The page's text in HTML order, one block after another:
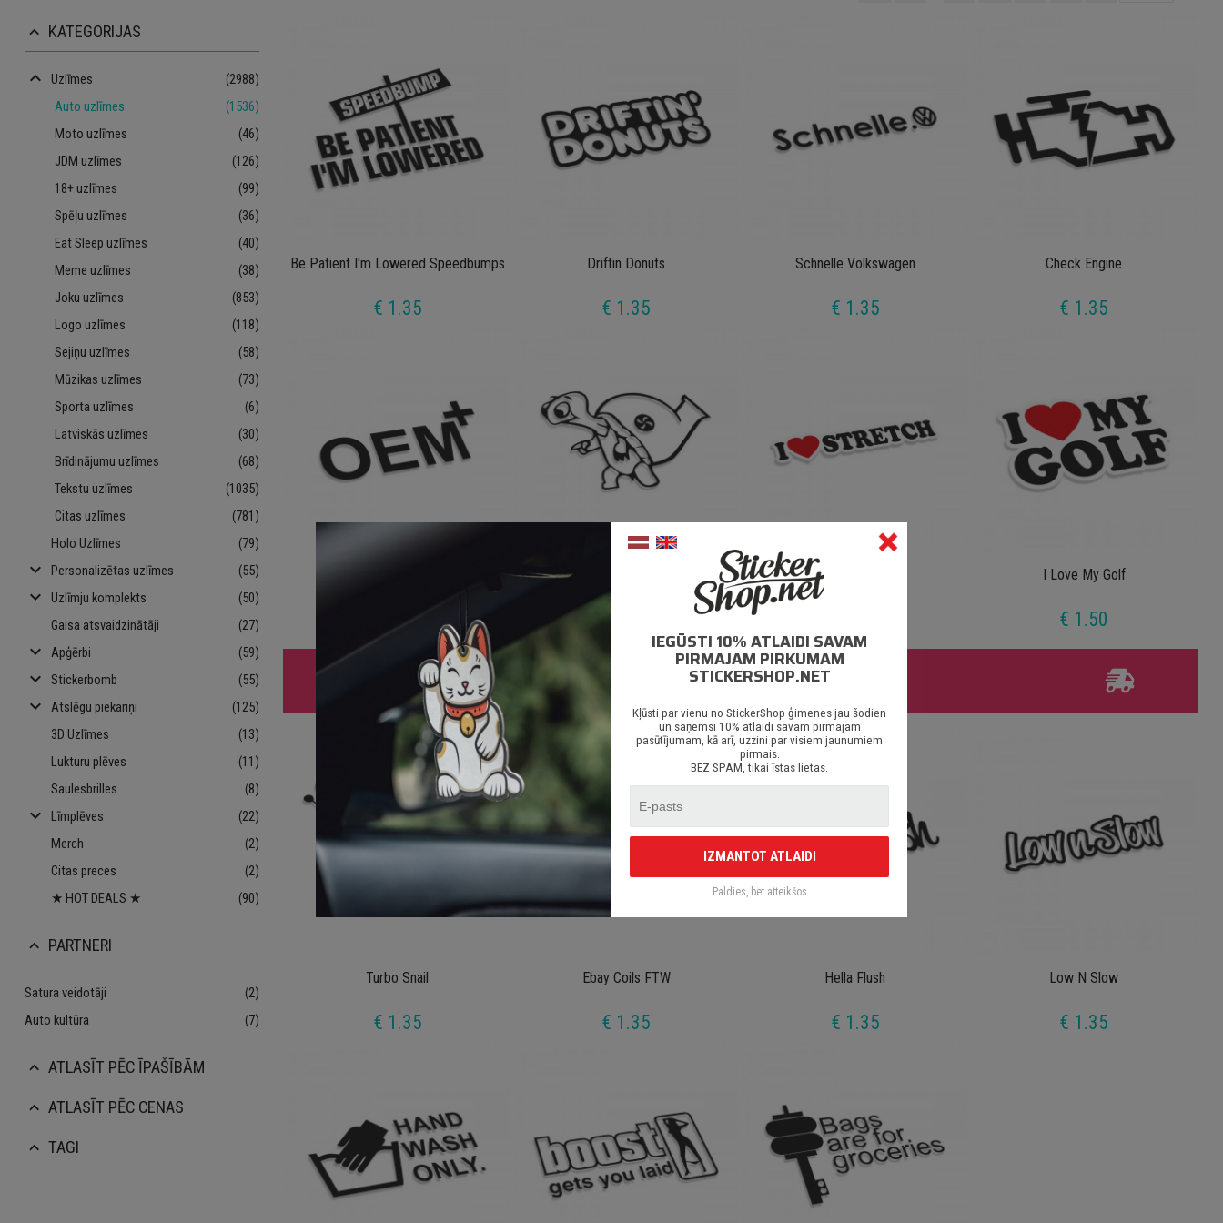
keyboard_arrow_up KATEGORIJAS
keyboard_arrow_up Uzlīmes
(2988)
Auto uzlīmes
(1536)
Moto uzlīmes
(46)
JDM uzlīmes
(126)
18+ uzlīmes
(99)
Spēļu uzlīmes
(36)
Eat Sleep uzlīmes
(40)
Meme uzlīmes
(38)
Joku uzlīmes
(853)
Logo uzlīmes
(118)
Sejiņu uzlīmes
(58)
Mūzikas uzlīmes
(73)
Sporta uzlīmes
(6)
Latviskās uzlīmes
(30)
Brīdinājumu uzlīmes
(68)
Tekstu uzlīmes
(1035)
Citas uzlīmes
(781)
Holo Uzlīmes
(79)
keyboard_arrow_down Personalizētas uzlīmes (55)
keyboard_arrow_down Uzlīmju komplekts
(50)
Gaisa atsvaidzinātāji
(27)
keyboard_arrow_down Apģērbi (59)
keyboard_arrow_down Stickerbomb (55)
keyboard_arrow_down Atslēgu piekariņi
(125)
3D Uzlīmes
(13)
Lukturu plēves
(11)
Saulesbrilles
(8)
keyboard_arrow_down Līmplēves
(22)
Merch
(2)
Citas preces
(2)
★ HOT DEALS ★
(90)
keyboard_arrow_up PARTNERI
Satura veidotāji
(2)
Auto kultūra
(7)
keyboard_arrow_up ATLASĪT PĒC ĪPAŠĪBĀM
keyboard_arrow_up ATLASĪT PĒC CENAS
keyboard_arrow_up TAGI
Be Patient I'm Lowered Speedbumps
€ 1.35
Driftin Donuts
€ 1.35
Schnelle Volkswagen
€ 1.35
Check Engine
€ 1.35
€ 1.35 € 1.35
I Love Stretch I Love My Golf
€ 1.50
BEZMAKSAS PIEGĀDEonline pirkumam virs €30.00
Turbo Snail
€ 1.35
Ebay Coils FTW
€ 1.35
Hella Flush
€ 1.35
Low N Slow
€ 1.35
IEGŪSTI 10% ATLAIDI SAVAM
PIRMAJAM PIRKUMAM
STICKERSHOP.NET
Kļūsti par vienu no StickerShop ģimenes jau šodien
un saņemsi 10% atlaidi savam pirmajam
pasūtījumam, kā arī, uzzini par visiem jaunumiem
pirmais.
BEZ SPAM, tikai īstas lietas.
IZMANTOT ATLAIDI
Paldies, bet atteikšos